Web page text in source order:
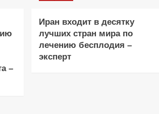
–
Иран входит в десятку
лучших стран мира по
лечению бесплодия –
эксперт